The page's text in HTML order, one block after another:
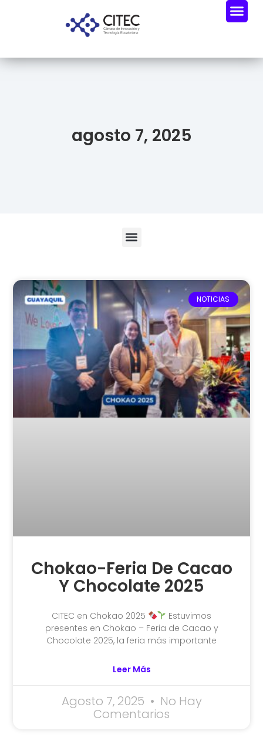
agosto 7, 2025
NOTICIAS
Chokao-Feria De Cacao
Y Chocolate 2025
CITEC en Chokao 2025
Estuvimos
presentes en Chokao – Feria de Cacao y
Chocolate 2025, la feria más importante
Leer Más
Agosto 7, 2025 No Hay
Comentarios